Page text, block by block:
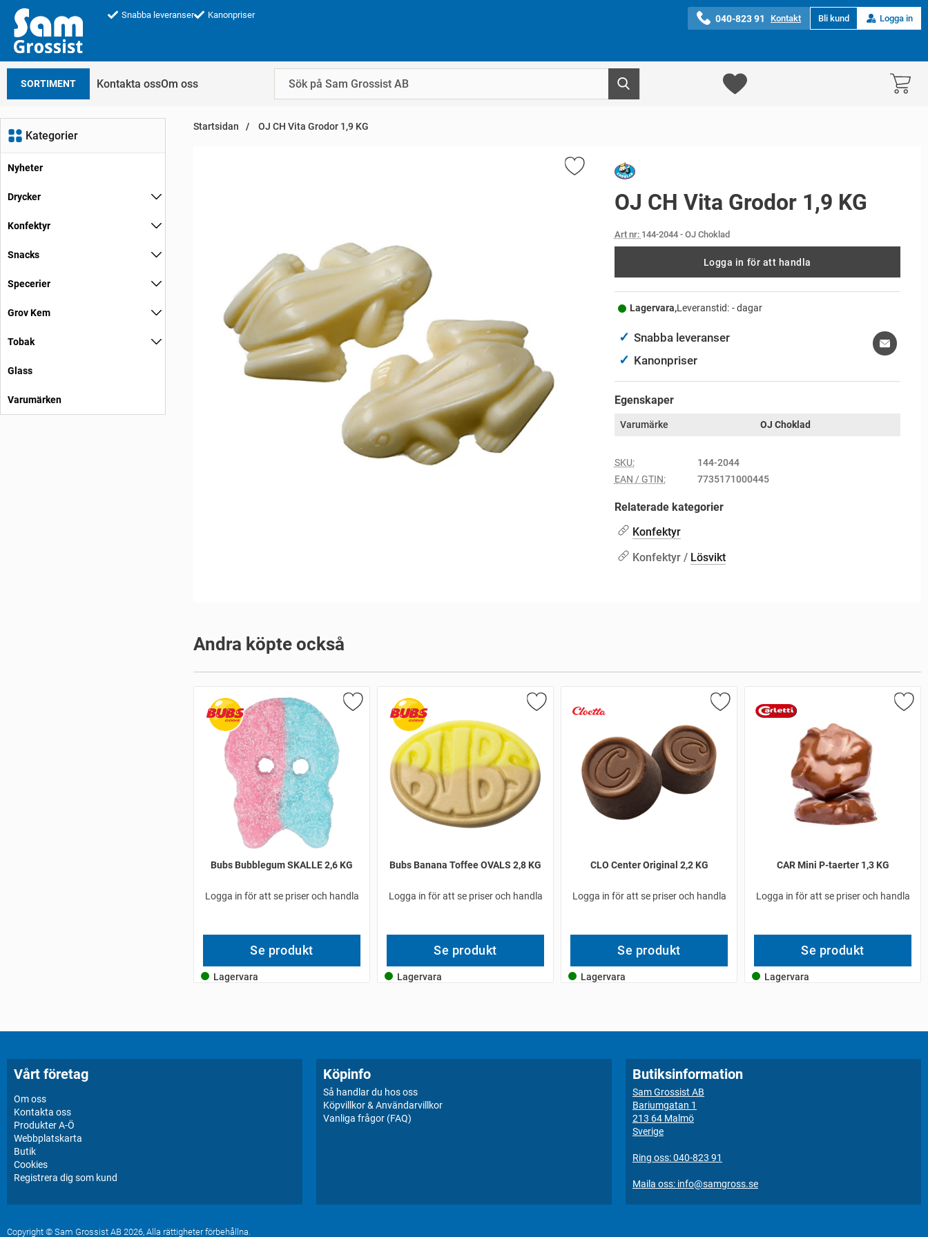
Snabba leveranser Kanonpriser 040-823 91 Kontakt Bli kund Logga in
SORTIMENT Kontakta ossOm oss
Kategorier
Nyheter
Drycker
Konfektyr
Snacks
Specerier
Grov Kem
Tobak
Glass
Varumärken
Startsidan OJ CH Vita Grodor 1,9 KG
OJ CH Vita Grodor 1,9 KG
Art nr: 144-2044- OJ Choklad
Logga in för att handla
Lagervara,Leveranstid: - dagar
✓ Snabba leveranser
✓ Kanonpriser
Egenskaper
Varumärke OJ Choklad
SKU:
144-2044
EAN / GTIN:
7735171000445
Relaterade kategorier
Konfektyr
Konfektyr / Lösvikt
Andra köpte också
Bubs Bubblegum SKALLE 2,6 KG
Logga in för att se priser och handla
Se produkt
Lagervara
Bubs Banana Toffee OVALS 2,8 KG
Logga in för att se priser och handla
Se produkt
Lagervara
CLO Center Original 2,2 KG
Logga in för att se priser och handla
Se produkt
Lagervara
CAR Mini P-taerter 1,3 KG
Logga in för att se priser och handla
Se produkt
Lagervara
Vårt företag
Om oss
Kontakta oss
Produkter A-Ö
Webbplatskarta
Butik
Cookies
Registrera dig som kund
Köpinfo
Så handlar du hos oss
Köpvillkor & Användarvillkor
Vanliga frågor (FAQ)
Butiksinformation
Sam Grossist AB
Bariumgatan 1
213 64 Malmö
Sverige
Ring oss: 040-823 91
Maila oss: info@samgross.se
Copyright © Sam Grossist AB 2026, Alla rättigheter förbehållna.